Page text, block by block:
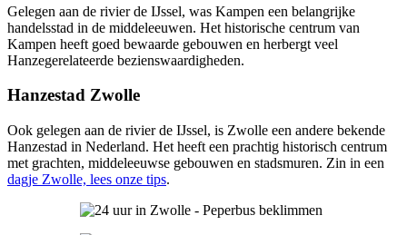
Gelegen aan de rivier de IJssel, was Kampen een belangrijke
handelsstad in de middeleeuwen. Het historische centrum van
Kampen heeft goed bewaarde gebouwen en herbergt veel
Hanzegerelateerde bezienswaardigheden.
Hanzestad Zwolle
Ook gelegen aan de rivier de IJssel, is Zwolle een andere bekende
Hanzestad in Nederland. Het heeft een prachtig historisch centrum
met grachten, middeleeuwse gebouwen en stadsmuren. Zin in een
dagje Zwolle, lees onze tips.